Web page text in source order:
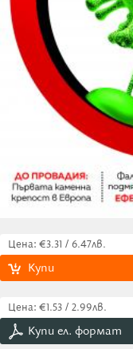
Цена: €3.31 / 6.47лв.
Купи
Цена: €1.53 / 2.99лв.
Купи ел. формат